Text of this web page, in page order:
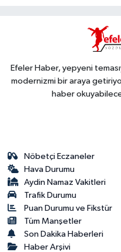
Efeler Haber, yepyeni
modernizmi bir araya
haber
Nöbetçi Eczaneler
Hava Durumu
Aydin Namaz Vakitleri
Trafik Durumu
Puan Durumu ve Fikstür
Tüm Manşetler
Son Dakika Haberleri
Haber Arşivi